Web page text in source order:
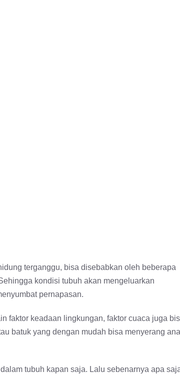
terganggu, bisa disebabkan oleh beberapa
kondisi tubuh akan mengeluarkan
pernapasan.
faktor keadaan lingkungan, faktor cuaca juga
batuk yang dengan mudah bisa menyerang
tubuh kapan saja. Lalu sebenarnya apa